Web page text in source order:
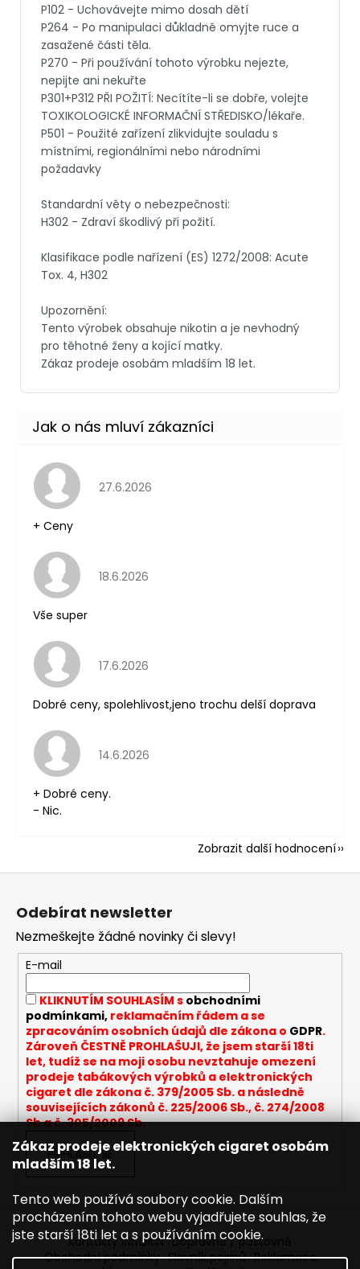
Zákaz prodeje elektronických cigaret osobám
mladším 18 let.
Tento web používá soubory cookie. Dalším
procházením tohoto webu vyjadřujete souhlas, že
jste starší 18ti let a s používáním cookie.
Hodnocení obchodu je 5 z 5 hvězdiček.
27.6.2026
+ Ceny
Hodnocení obchodu je 5 z 5 hvězdiček.
18.6.2026
Vše super
Hodnocení obchodu je 5 z 5 hvězdiček.
17.6.2026
Dobré ceny, spolehlivost,jeno trochu delší doprava
Hodnocení obchodu je 5 z 5 hvězdiček.
14.6.2026
+ Dobré ceny.
- Nic.
Zobrazit další hodnocení
Odebírat newsletter
Nezmeškejte žádné novinky či slevy!
E-mail
KLIKNUTÍM SOUHLASÍM s obchodními
podmínkami,reklamačním řádem a se
zpracováním osobních údajů dle zákona o GDPR.
Zároveň ČESTNĚ PROHLAŠUJI, že jsem starší 18ti
let, tudíž se na moji osobu nevztahuje omezení
prodeje tabákových výrobků a elektronických
cigaret dle zákona č. 379/2005 Sb. a následně
souvisejících zákonů č. 225/2006 Sb., č. 274/2008
Sb a č. 305/2009 Sb.
PŘIHLÁSIT SE
Kontakty INNOKIN Dopravné / poštovné
Obchodní podmínky Slovník pojmů Reklamace